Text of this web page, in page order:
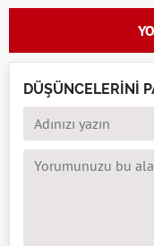
DÜŞÜNCELERİNİ